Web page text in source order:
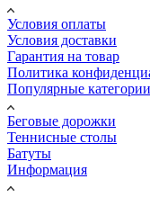
Условия оплаты
Условия доставки
Гарантия на товар
Политика
Популярные категории
Беговые дорожки
Теннисные столы
Батуты
Информация